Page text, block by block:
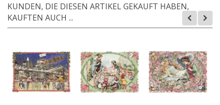
KUNDEN, DIE DIESEN ARTIKEL GEKAUFT HABEN,
KAUFTEN AUCH ...